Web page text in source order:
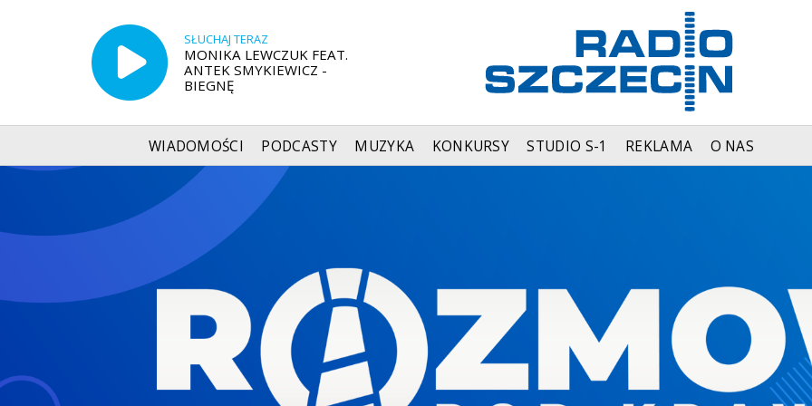
SŁUCHAJ TERAZ
MONIKA LEWCZUK FEAT.
ANTEK SMYKIEWICZ -
BIEGNĘ
WIADOMOŚCI PODCASTY MUZYKA KONKURSY STUDIO S-1 REKLAMA O NAS